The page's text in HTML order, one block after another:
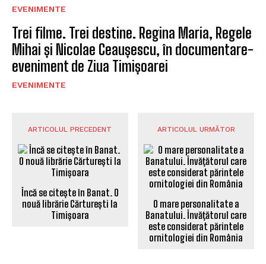
EVENIMENTE
Trei filme. Trei destine. Regina Maria, Regele
Mihai și Nicolae Ceaușescu, în documentare-
eveniment de Ziua Timișoarei
EVENIMENTE
ARTICOLUL PRECEDENT
Încă se citește în Banat. O
nouă librărie Cărturești la
Timișoara
ARTICOLUL URMĂTOR
O mare personalitate a
Banatului. Învățătorul care
este considerat părintele
ornitologiei din România